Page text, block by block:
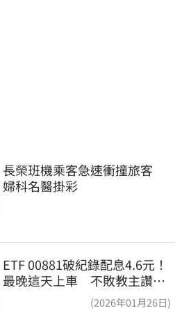
長榮班機乘客急速衝撞旅客
婦科名醫掛彩
ETF 00881破紀錄配息4.6元！
最晚這天上車 不敗教主讚：
(2026年01月26日)